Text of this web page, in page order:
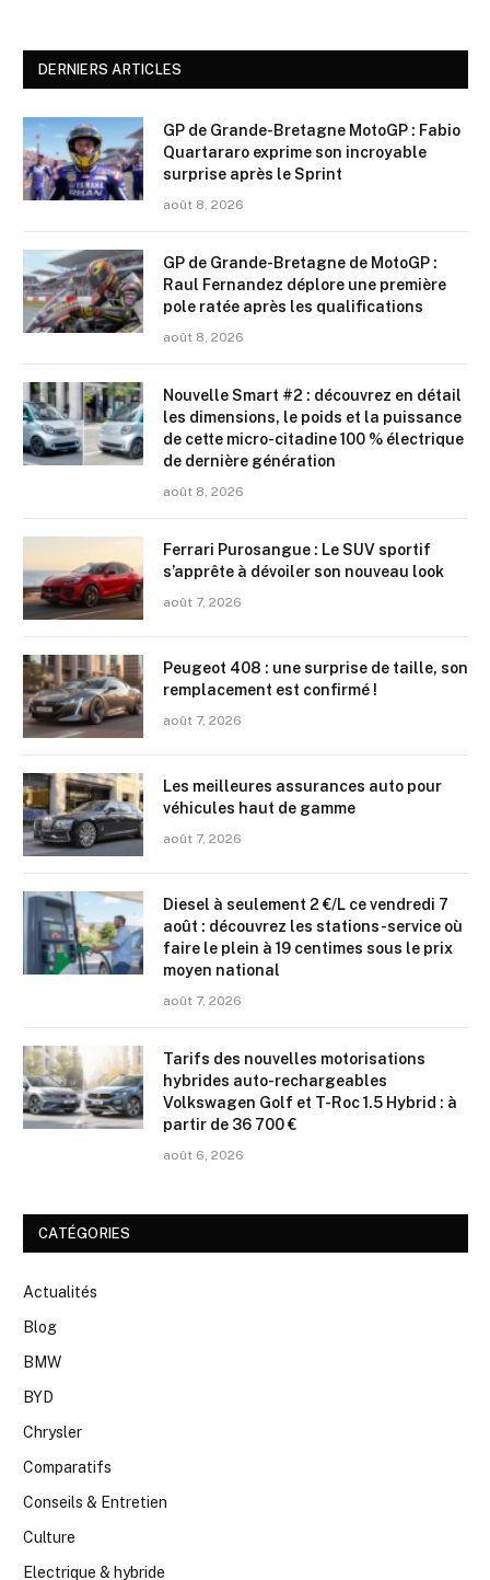
DERNIERS ARTICLES
GP de Grande-Bretagne MotoGP : Fabio
Quartararo exprime son incroyable
surprise après le Sprint
août 8, 2026
GP de Grande-Bretagne de MotoGP :
Raul Fernandez déplore une première
pole ratée après les qualifications
août 8, 2026
Nouvelle Smart #2 : découvrez en détail
les dimensions, le poids et la puissance
de cette micro-citadine 100 % électrique
de dernière génération
août 8, 2026
Ferrari Purosangue : Le SUV sportif
s’apprête à dévoiler son nouveau look
août 7, 2026
Peugeot 408 : une surprise de taille, son
remplacement est confirmé !
août 7, 2026
Les meilleures assurances auto pour
véhicules haut de gamme
août 7, 2026
Diesel à seulement 2 €/L ce vendredi 7
août : découvrez les stations-service où
faire le plein à 19 centimes sous le prix
moyen national
août 7, 2026
Tarifs des nouvelles motorisations
hybrides auto-rechargeables
Volkswagen Golf et T-Roc 1.5 Hybrid : à
partir de 36 700 €
août 6, 2026
CATÉGORIES
Actualités
Blog
BMW
BYD
Chrysler
Comparatifs
Conseils & Entretien
Culture
Electrique & hybride